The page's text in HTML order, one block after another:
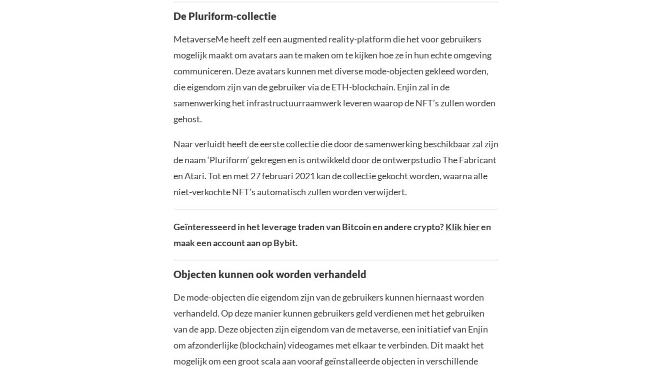
De Pluriform-collectie
MetaverseMe heeft zelf een augmented reality-platform die het voor gebruikers
mogelijk maakt om avatars aan te maken om te kijken hoe ze in hun echte omgeving
communiceren. Deze avatars kunnen met diverse mode-objecten gekleed worden,
die eigendom zijn van de gebruiker via de ETH-blockchain. Enjin zal in de
samenwerking het infrastructuurraamwerk leveren waarop de NFT’s zullen worden
gehost.
Naar verluidt heeft de eerste collectie die door de samenwerking beschikbaar zal zijn
de naam ‘Pluriform’ gekregen en is ontwikkeld door de ontwerpstudio The Fabricant
en Atari. Tot en met 27 februari 2021 kan de collectie gekocht worden, waarna alle
niet-verkochte NFT’s automatisch zullen worden verwijdert.
Geïnteresseerd in het leverage traden van Bitcoin en andere crypto?Klik hieren
maak een account aan op Bybit.
Objecten kunnen ook worden verhandeld
De mode-objecten die eigendom zijn van de gebruikers kunnen hiernaast worden
verhandeld. Op deze manier kunnen gebruikers geld verdienen met het gebruiken
van de app. Deze objecten zijn eigendom van de metaverse, een initiatief van Enjin
om afzonderlijke (blockchain) videogames met elkaar te verbinden. Dit maakt het
mogelijk om een groot scala aan vooraf geïnstalleerde objecten in verschillende